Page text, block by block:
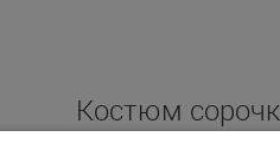
Костюм